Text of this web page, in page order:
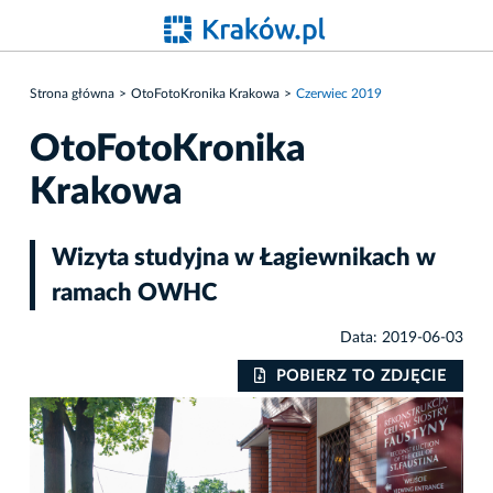
Strona główna OtoFotoKronika Krakowa Czerwiec 2019
OtoFotoKronika
Krakowa
Wizyta studyjna w Łagiewnikach w
ramach OWHC
Data: 2019-06-03
POBIERZ TO ZDJĘCIE